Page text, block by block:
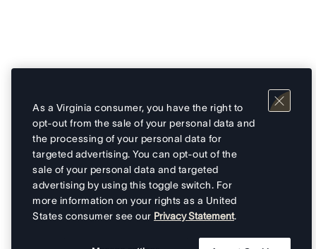
As a Virginia consumer, you have the right to
opt-out from the sale of your personal data and
the processing of your personal data for
targeted advertising. You can opt-out of the
sale of your personal data and targeted
advertising by using this toggle switch. For
more information on your rights as a United
States consumer see our Privacy Statement.